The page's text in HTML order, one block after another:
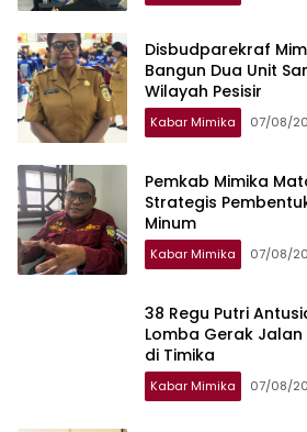
Disbudparekraf
Bangun Dua Unit
Wilayah Pesisir
Kabar Mimika 07/08/
Pemkab Mimika
Strategis
Minum
Kabar Mimika 07/08/
38 Regu Putri
Lomba Gerak Jalan
di Timika
Kabar Mimika 07/08/